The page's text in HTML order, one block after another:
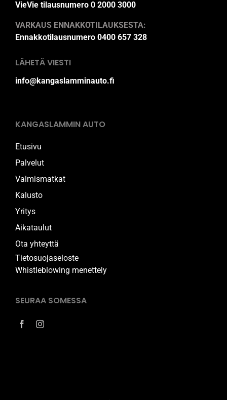
VieVie tilausnumero 0 2000 3000
VARKAUS ENNAKKOTILAUKSESTA:
Ennakkotilausnumero 0400 657 328
LÄHETÄ VIESTI
info@kangaslamminauto.fi
KANGASLAMMIN AUTO
Etusivu
Palvelut
Valmismatkat
Kalusto
Yritys
Aikataulut
Ota yhteyttä
Tietosuojaseloste
Whistleblowing menettely
SEURAA SOMESSA